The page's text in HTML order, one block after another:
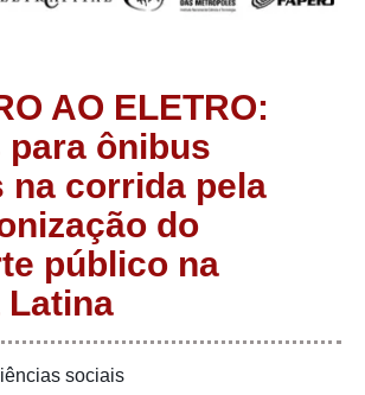
AO ELETRO:
ônibus
na corrida pela
do
público na
Latina
sociais